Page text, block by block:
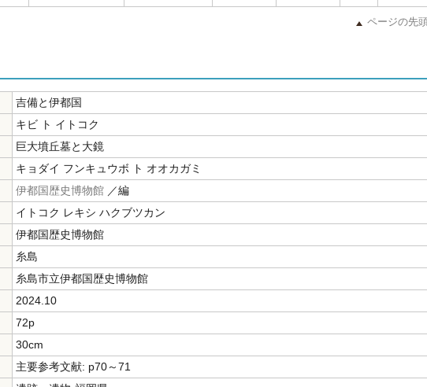
ページの先
吉備と伊都国
キビ ト イトコク
巨大墳丘墓と大鏡
キョダイ フンキュウボ ト オオカガミ
伊都国歴史博物館 ／編
イトコク レキシ ハクブツカン
伊都国歴史博物館
糸島
糸島市立伊都国歴史博物館
2024.10
72p
30cm
主要参考文献: p70～71